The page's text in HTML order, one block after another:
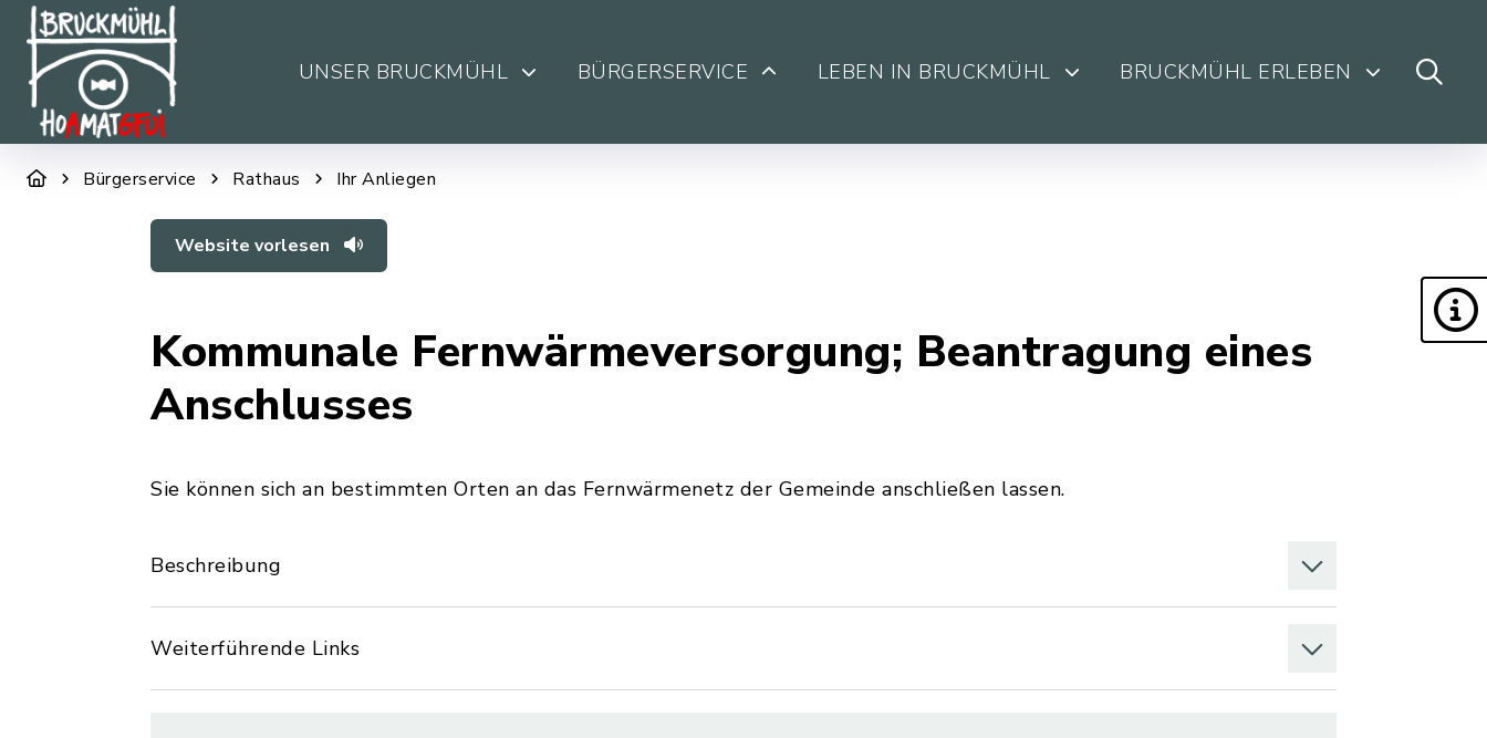
UNSER BRUCKMÜHL BÜRGERSERVICE LEBEN IN BRUCKMÜHL BRUCKMÜHL ERLEBEN
Bürgerservice Rathaus Ihr Anliegen
Website vorlesen
Kommunale Fernwärmeversorgung; Beantragung eines
Anschlusses
Sie können sich an bestimmten Orten an das Fernwärmenetz der Gemeinde anschließen lassen.
Beschreibung
Weiterführende Links